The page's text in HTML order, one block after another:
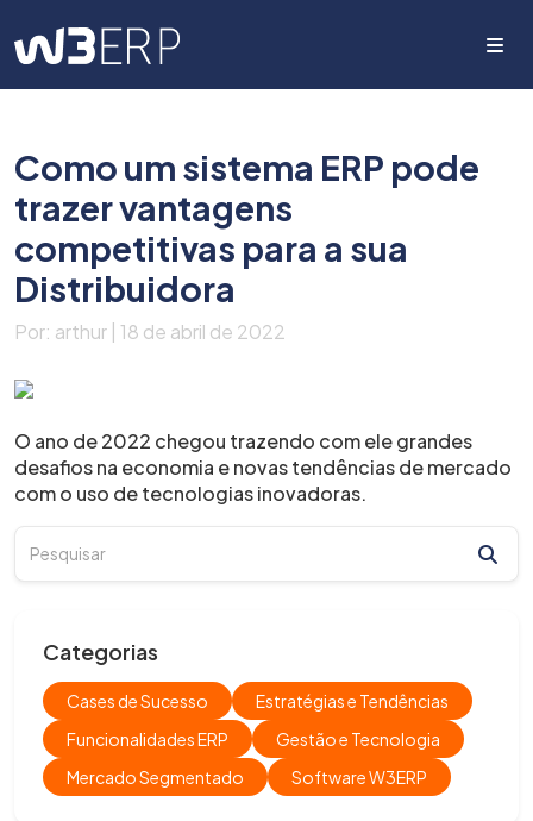
Categorias
Cases de Sucesso
Estratégias e Tendências
Funcionalidades ERP
Gestão e Tecnologia
Mercado Segmentado
Software W3ERP
Como um sistema ERP pode
trazer vantagens
competitivas para a sua
Distribuidora
Por: arthur | 18 de abril de 2022
O ano de 2022 chegou trazendo com ele grandes
desafios na economia e novas tendências de mercado
com o uso de tecnologias inovadoras.